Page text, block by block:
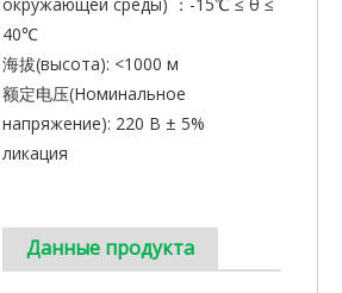
40℃
海拔(высота): <1000 м
额定电压(Номинальное
напряжение): 220 В ± 5%
ликация
Данные продукта